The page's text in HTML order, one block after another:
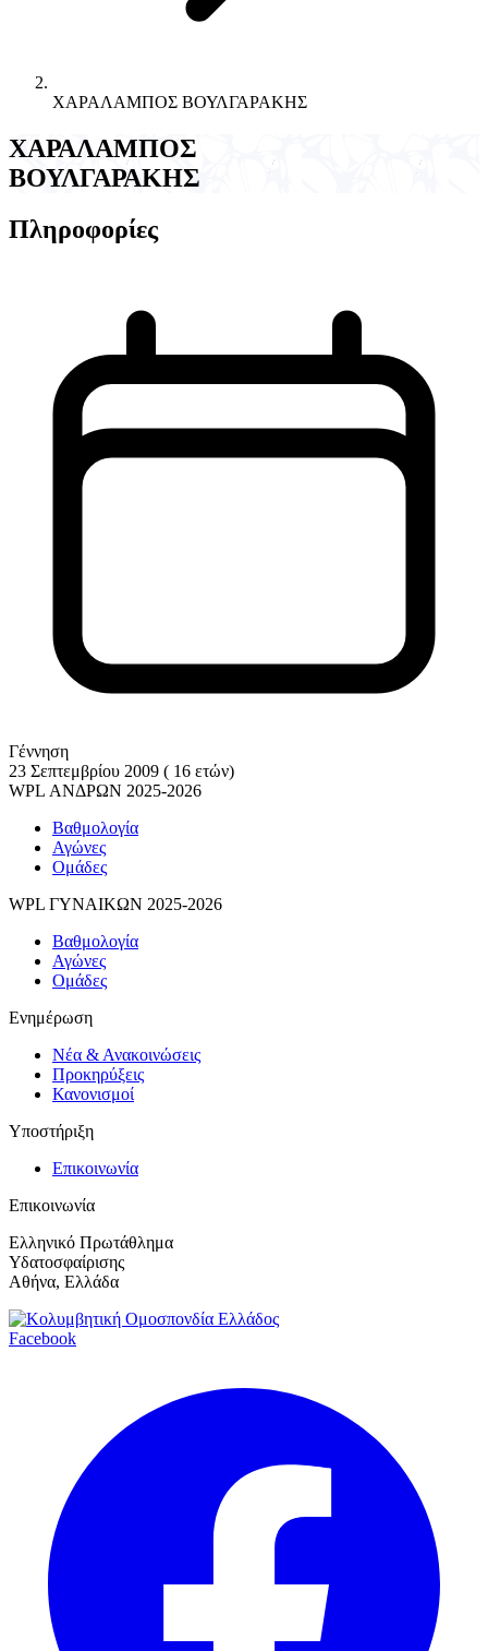
ΧΑΡΑΛΑΜΠΟΣ ΒΟΥΛΓΑΡΑΚΗΣ
ΧΑΡΑΛΑΜΠΟΣ
ΒΟΥΛΓΑΡΑΚΗΣ
Πληροφορίες
Γέννηση
23 Σεπτεμβρίου 2009 ( 16 ετών)
WPL ΑΝΔΡΩΝ 2025-2026
Βαθμολογία
Αγώνες
Ομάδες
WPL ΓΥΝΑΙΚΩΝ 2025-2026
Βαθμολογία
Αγώνες
Ομάδες
Ενημέρωση
Νέα & Ανακοινώσεις
Προκηρύξεις
Κανονισμοί
Υποστήριξη
Επικοινωνία
Επικοινωνία
Ελληνικό Πρωτάθλημα
Υδατοσφαίρισης
Αθήνα, Ελλάδα
Facebook